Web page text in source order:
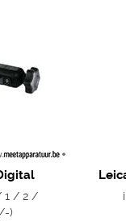
1 / 2 /
)